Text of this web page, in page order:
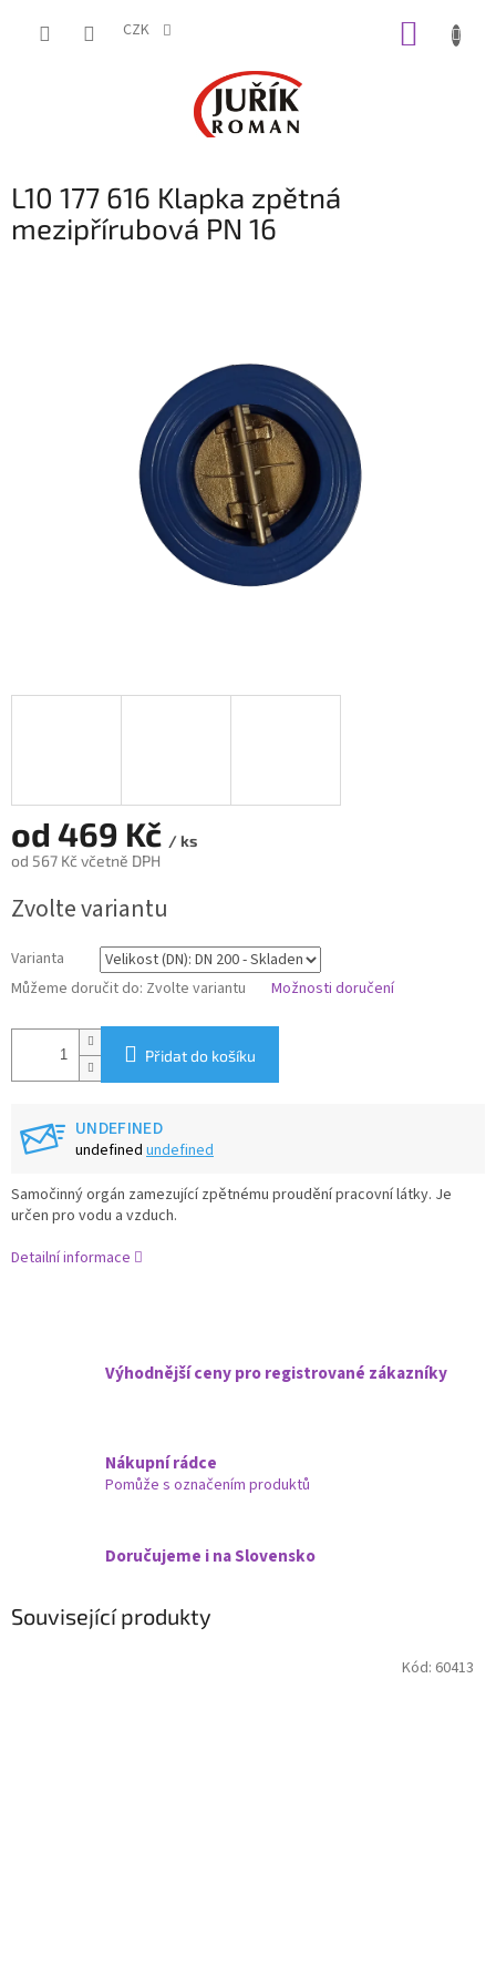
CZK
L10 177 616 Klapka zpětná
mezipřírubová PN 16
od 469 Kč / ks
od 567 Kč včetně DPH
cena:
Zvolte variantu
Varianta
Můžeme doručit do: Zvolte variantu Možnosti doručení
Přidat do košíku
UNDEFINED
undefined undefined
Samočinný orgán zamezující zpětnému proudění pracovní látky. Je
určen pro vodu a vzduch.
Detailní informace
Výhodnější ceny pro registrované zákazníky
Nákupní rádce
Pomůže s označením produktů
Doručujeme i na Slovensko
Související produkty
Kód: 60413